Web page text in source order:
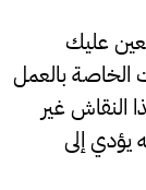
عليك
الخاصة بالعمل
النقاش غير
إلى